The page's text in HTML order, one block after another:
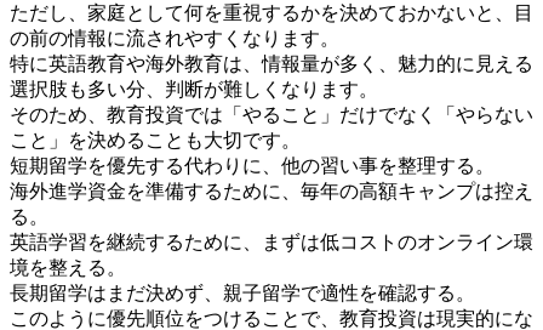
ただし、家庭として何を重視するかを決めておかないと、目
の前の情報に流されやすくなります。
特に英語教育や海外教育は、情報量が多く、魅力的に見える
選択肢も多い分、判断が難しくなります。
そのため、教育投資では「やること」だけでなく「やらない
こと」を決めることも大切です。
短期留学を優先する代わりに、他の習い事を整理する。
海外進学資金を準備するために、毎年の高額キャンプは控え
る。
英語学習を継続するために、まずは低コストのオンライン環
境を整える。
長期留学はまだ決めず、親子留学で適性を確認する。
このように優先順位をつけることで、教育投資は現実的にな